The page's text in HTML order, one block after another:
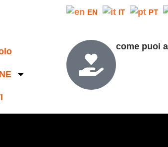
EN IT PT
come puoi